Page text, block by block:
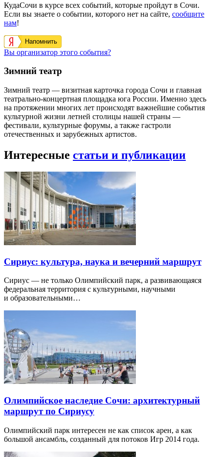
КудаСочи в курсе всех событий, которые пройдут в Сочи.
Если вы знаете о событии, которого нет на сайте, сообщите
нам!
Напомнить
Вы организатор этого события?
Зимний театр
Зимний театр — визитная карточка города Сочи и главная
театрально-концертная площадка юга России. Именно здесь
на протяжении многих лет происходят важнейшие события
культурной жизни летней столицы нашей страны —
фестивали, культурные форумы, а также гастроли
отечественных и зарубежных артистов.
Интересные статьи и публикации
Сириус: культура, наука и вечерний маршрут
Сириус — не только Олимпийский парк, а развивающаяся
федеральная территория с культурными, научными
и образовательными…
Олимпийское наследие Сочи: архитектурный
маршрут по Сириусу
Олимпийский парк интересен не как список арен, а как
большой ансамбль, созданный для потоков Игр 2014 года.